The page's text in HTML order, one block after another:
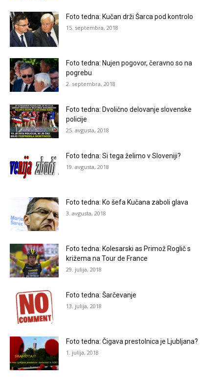
Foto tedna: Kučan drži Šarca pod kontrolo
15. septembra, 2018
Foto tedna: Nujen pogovor, čeravno so na
pogrebu
2. septembra, 2018
Foto tedna: Dvolično delovanje slovenske
policije
25. avgusta, 2018
Foto tedna: Si tega želimo v Sloveniji?
19. avgusta, 2018
Foto tedna: Ko šefa Kučana zaboli glava
3. avgusta, 2018
Foto tedna: Kolesarski as Primož Roglič s
križema na Tour de France
29. julija, 2018
Foto tedna: Šarčevanje
13. julija, 2018
Foto tedna: Čigava prestolnica je Ljubljana?
1. julija, 2018